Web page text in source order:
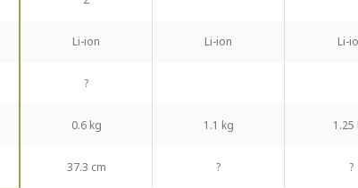
Li-ion Li-ion Li-
?
0.6 kg 1.1 kg 1.25
37.3 cm ? ?